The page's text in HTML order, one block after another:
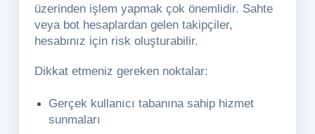
üzerinden işlem yapmak çok önemlidir. Sahte
veya bot hesaplardan gelen takipçiler,
hesabınız için risk oluşturabilir.
Dikkat etmeniz gereken noktalar:
Gerçek kullanıcı tabanına sahip hizmet
sunmaları